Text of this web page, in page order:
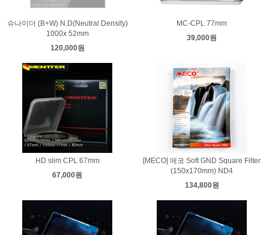
슈나이더 (B+W) N.D(Neutral Density)
1000x 52mm
120,000원
MC-CPL 77mm
39,000원
HD slim CPL 67mm
67,000원
[MECO] 메코 Soft GND Square Filter
(150x170mm) ND4
134,800원